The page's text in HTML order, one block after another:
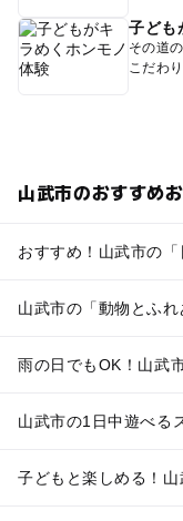
子ども
その道
こだわ
山武市のおすすめ
おすすめ！山武市の
山武市の「動物とふれ
雨の日でもOK！山武
山武市の1日中遊べる
子どもと楽しめる！山